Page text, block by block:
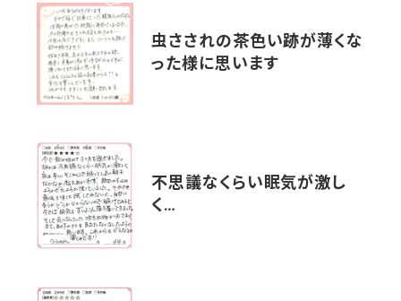
虫さされの茶色い跡が薄くな
った様に思います
不思議なくらい眠気が激し
く…